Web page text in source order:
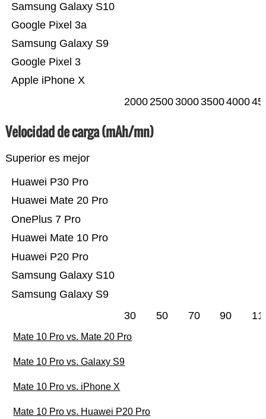
Apple iPhone X
Google Pixel 3
Samsung Galaxy S9
Google Pixel 3a
Samsung Galaxy S10
20002500300035004000
Velocidad de carga (mAh/mn)
Superior es mejor
Samsung Galaxy S9
Samsung Galaxy S10
Huawei P20 Pro
Huawei Mate 10 Pro
OnePlus 7 Pro
Huawei Mate 20 Pro
Huawei P30 Pro
30 50 70 90
Mate 10 Pro vs. Mate 20 Pro
Mate 10 Pro vs. Galaxy S9
Mate 10 Pro vs. iPhone X
Mate 10 Pro vs. Huawei P20 Pro